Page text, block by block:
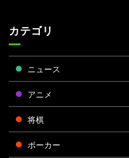
カテゴリ
ニュース
アニメ
将棋
ポーカー